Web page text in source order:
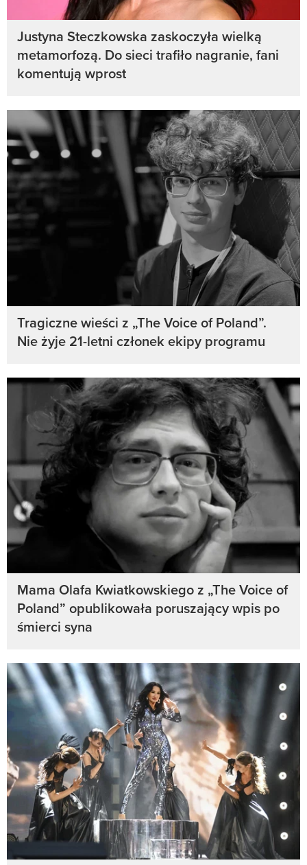
Justyna Steczkowska zaskoczyła wielką
metamorfozą. Do sieci trafiło nagranie, fani
komentują wprost
Tragiczne wieści z „The Voice of Poland”.
Nie żyje 21-letni członek ekipy programu
Mama Olafa Kwiatkowskiego z „The Voice of
Poland” opublikowała poruszający wpis po
śmierci syna